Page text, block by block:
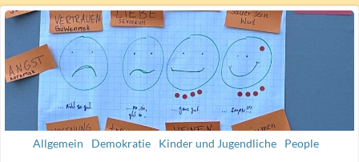
Allgemein Demokratie Kinder und Jugendliche People